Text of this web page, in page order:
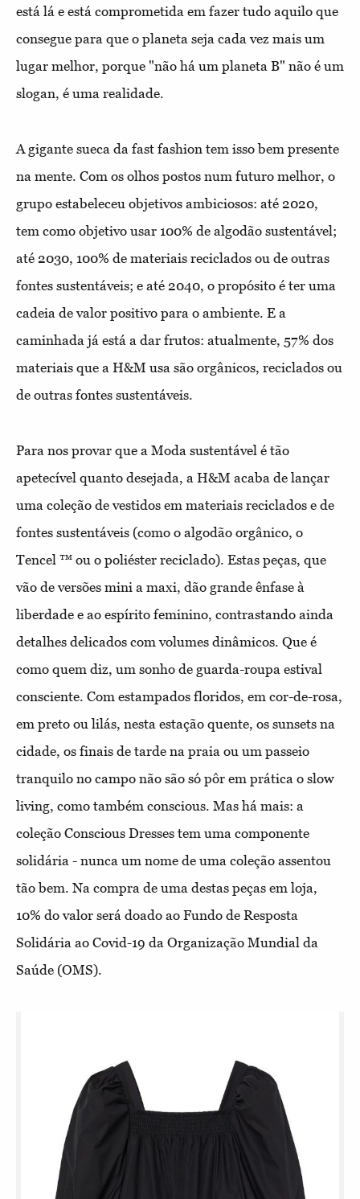
está lá e está comprometida em fazer tudo aquilo que
consegue para que o planeta seja cada vez mais um
lugar melhor, porque "não há um planeta B" não é um
slogan, é uma realidade.
A gigante sueca da fast fashion tem isso bem presente
na mente. Com os olhos postos num futuro melhor, o
grupo estabeleceu objetivos ambiciosos: até 2020,
tem como objetivo usar 100% de algodão sustentável;
até 2030, 100% de materiais reciclados ou de outras
fontes sustentáveis; e até 2040, o propósito é ter uma
cadeia de valor positivo para o ambiente. E a
caminhada já está a dar frutos: atualmente, 57% dos
materiais que a H&M usa são orgânicos, reciclados ou
de outras fontes sustentáveis.
Para nos provar que a Moda sustentável é tão
apetecível quanto desejada, a H&M acaba de lançar
uma coleção de vestidos em materiais reciclados e de
fontes sustentáveis (como o algodão orgânico, o
Tencel ™ ou o poliéster reciclado). Estas peças, que
vão de versões mini a maxi, dão grande ênfase à
liberdade e ao espírito feminino, contrastando ainda
detalhes delicados com volumes dinâmicos. Que é
como quem diz, um sonho de guarda-roupa estival
consciente. Com estampados floridos, em cor-de-rosa,
em preto ou lilás, nesta estação quente, os sunsets na
cidade, os finais de tarde na praia ou um passeio
tranquilo no campo não são só pôr em prática o slow
living, como também conscious. Mas há mais: a
coleção Conscious Dresses tem uma componente
solidária - nunca um nome de uma coleção assentou
tão bem. Na compra de uma destas peças em loja,
10% do valor será doado ao Fundo de Resposta
Solidária ao Covid-19 da Organização Mundial da
Saúde (OMS).